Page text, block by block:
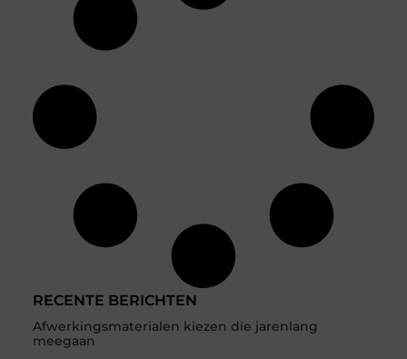
RECENTE BERICHTEN
Afwerkingsmaterialen kiezen die jarenlang
meegaan